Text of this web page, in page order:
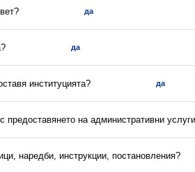
да
да
институцията? да
на административни
наредби, инструкции, постановления?